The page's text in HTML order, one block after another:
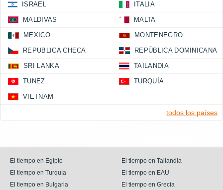
ISRAEL ITALIA
MALDIVAS MALTA
MEXICO MONTENEGRO
REPUBLICA CHECA REPÚBLICA DOMINICANA
SRI LANKA TAILANDIA
TUNEZ TURQUÍA
VIETNAM
todos los países
El tiempo en Egipto
El tiempo en Tailandia
El tiempo en Turquía
El tiempo en EAU
El tiempo en Bulgaria
El tiempo en Grecia